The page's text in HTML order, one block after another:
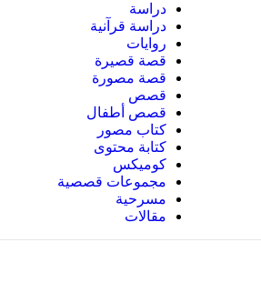
دراسة
دراسة قرآنية
روايات
قصة قصيرة
قصة مصورة
قصص
قصص أطفال
كتاب مصور
كتابة محتوى
كوميكس
مجموعات قصصية
مسرحية
مقالات